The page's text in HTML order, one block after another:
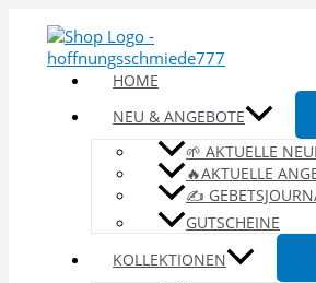
Inhalt
springen
HOME
NEU & ANGEBOTE
🌱 AKTUELLE
🔥AKTUELLE
✍️
GUTSCHEINE
KOLLEKTIONEN